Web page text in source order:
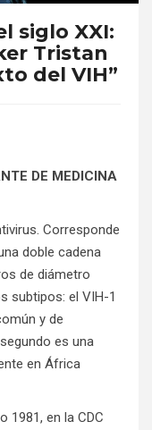
siglo XXI:
Tristan
del VIH”
DE MEDICINA
Corresponde
doble cadena
de diámetro
subtipos: el VIH-1
y de
es una
en África
1981, en la CDC